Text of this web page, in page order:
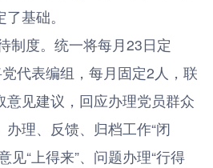
基础。
制度。统一将每月23日定
代表编组，每月固定2人，联
意见建议，回应办理党员群众
理、反馈、归档工作“闭
见“上得来”、问题办理“行得